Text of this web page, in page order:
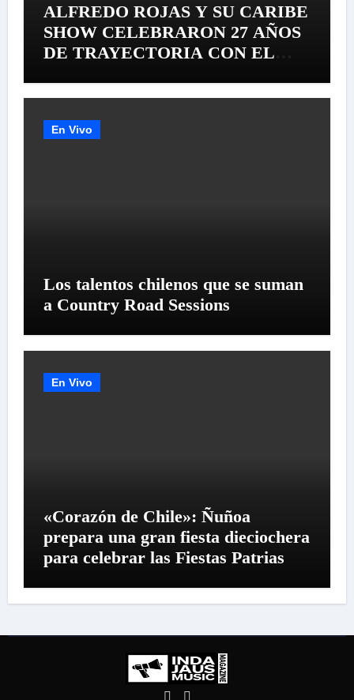
ALFREDO ROJAS Y SU CARIBE
SHOW CELEBRARON 27 AÑOS
DE TRAYECTORIA CON EL
SU «LIVE SESSION #1»
En Vivo
Los talentos chilenos que se suman
a Country Road Sessions
En Vivo
«Corazón de Chile»: Ñuñoa
prepara una gran fiesta dieciochera
para celebrar las Fiestas Patrias